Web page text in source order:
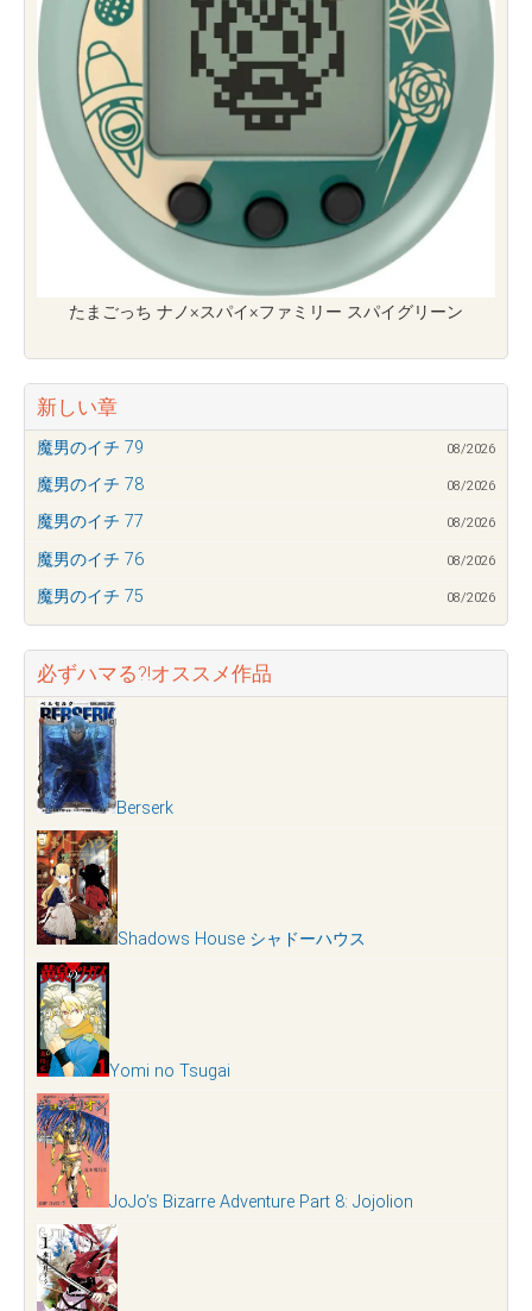
たまごっち ナノ×スパイ×ファミリー スパイグリーン
新しい章
魔男のイチ 79 08/2026
魔男のイチ 78 08/2026
魔男のイチ 77 08/2026
魔男のイチ 76 08/2026
魔男のイチ 75 08/2026
必ずハマる?!オススメ作品
Berserk
Shadows House シャドーハウス
Yomi no Tsugai
JoJo’s Bizarre Adventure Part 8: Jojolion